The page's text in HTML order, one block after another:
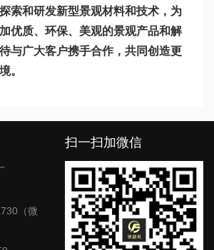
索和研发新型景观材料和技术，为
优质、环保、美观的景观产品和解
与广大客户携手合作，共同创造更
。
（微
扫一扫加微信